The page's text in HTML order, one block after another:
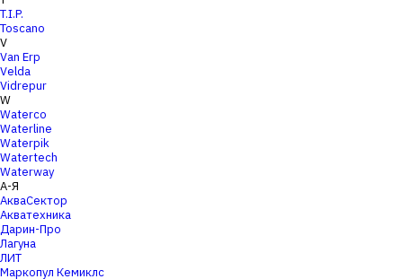
T.I.P.
Toscano
V
Van Erp
Velda
Vidrepur
W
Waterco
Waterline
Waterpik
Watertech
Waterway
А-Я
АкваСектор
Акватехника
Дарин-Про
Лагуна
ЛИТ
Маркопул Кемиклс